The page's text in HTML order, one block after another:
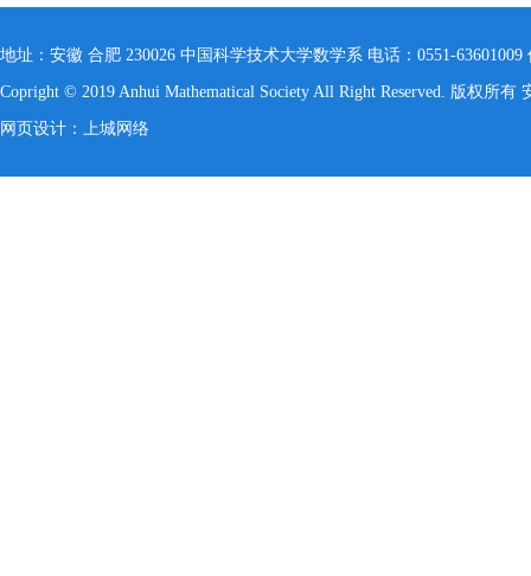
地址：安徽 合肥 230026 中国科学技术大学数学系 电话：0551-63601009
Copright © 2019 Anhui Mathematical Society All Right Reserved. 版权所有
网页设计：上城网络